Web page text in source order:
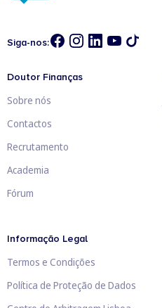
Siga-nos:
Doutor Finanças
Sobre nós
Contactos
Recrutamento
Academia
Fórum
Informação Legal
Termos e Condições
Política de Proteção de Dados